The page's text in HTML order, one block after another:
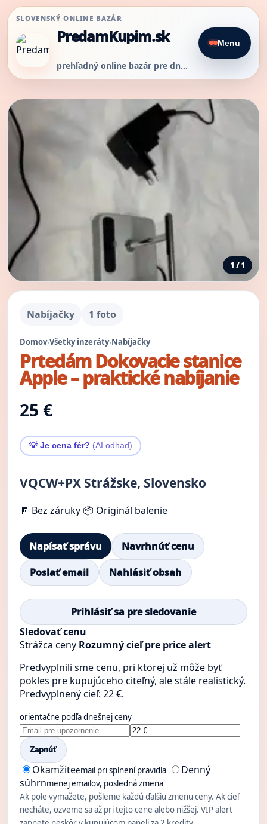
SLOVENSKÝ ONLINE BAZÁR
PredamKupim.sk
prehľadný online bazár pre dnešný predaj
Menu
1 / 1
Nabíjačky 1 foto
Domov›Všetky inzeráty›Nabíjačky
Prtedám Dokovacie stanice
Apple – praktické nabíjanie
25 €
💡 Je cena fér? (AI odhad)
VQCW+PX Strážske, Slovensko
🧾 Bez záruky 📦 Originál balenie
Napísať správu
Navrhnúť cenu
Poslať email
Nahlásiť obsah
Prihlásiť sa pre sledovanie
Sledovať cenu
Strážca ceny Rozumný cieľ pre price alert
Predvyplnili sme cenu, pri ktorej už môže byť
pokles pre kupujúceho citeľný, ale stále realistický.
Predvyplnený cieľ: 22 €.
orientačne podľa dnešnej ceny
Zapnúť
Okamžiteemail pri splnení pravidla
Denný
súhrnmenej emailov, posledná zmena
Ak pole vymažete, pošleme každú ďalšiu zmenu ceny. Ak cieľ
necháte, ozveme sa až pri tejto cene alebo nižšej. VIP alert